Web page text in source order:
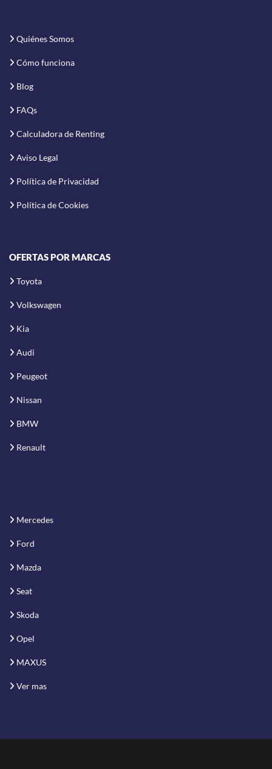
Quiénes Somos
Cómo funciona
Blog
FAQs
Calculadora de Renting
Aviso Legal
Política de Privacidad
Política de Cookies
OFERTAS POR MARCAS
Toyota
Volkswagen
Kia
Audi
Peugeot
Nissan
BMW
Renault
Mercedes
Ford
Mazda
Seat
Skoda
Opel
MAXUS
Ver mas